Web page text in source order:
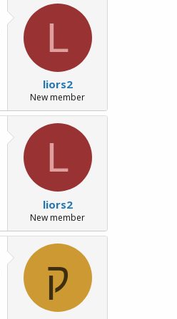
L
liors2
New member
L
liors2
New member
ק